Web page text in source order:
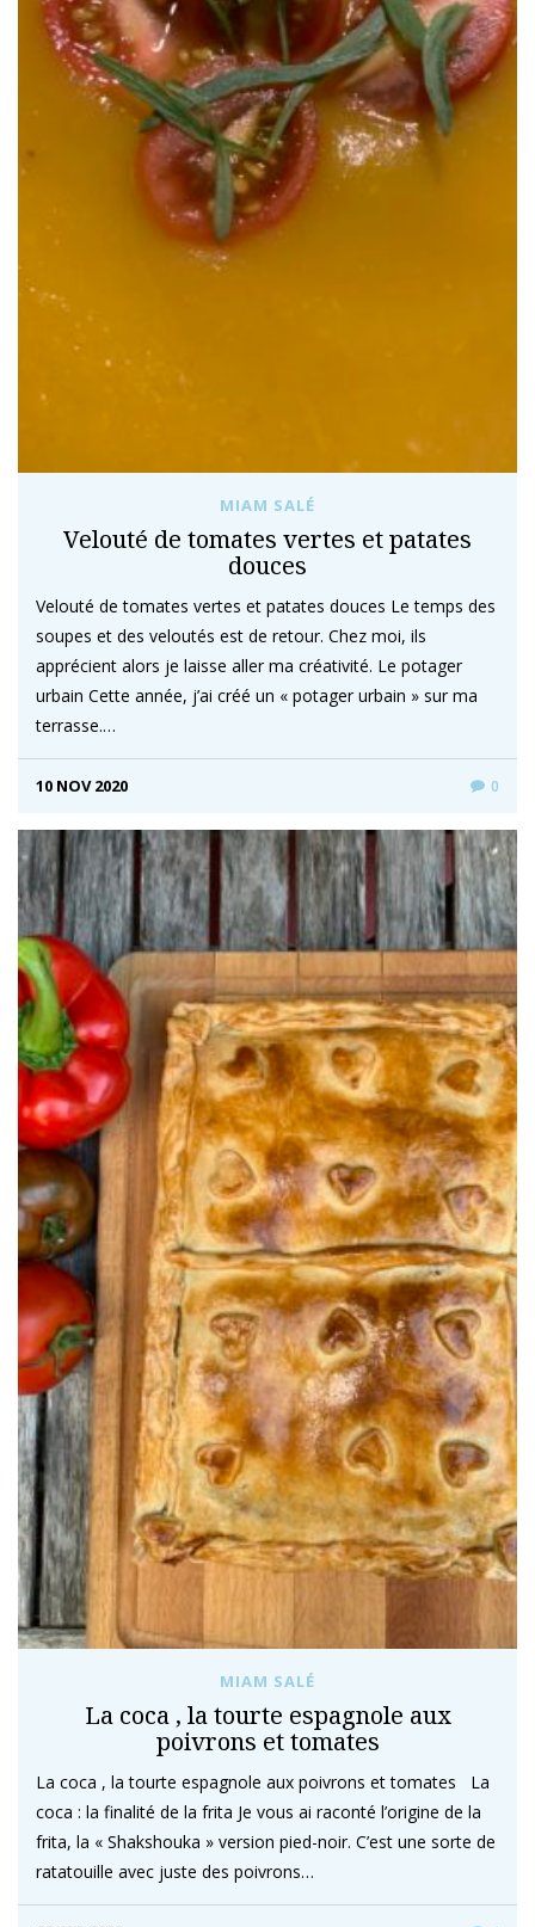
MIAM SALÉ
Velouté de tomates vertes et patates
douces
Velouté de tomates vertes et patates douces Le temps des
soupes et des veloutés est de retour. Chez moi, ils
apprécient alors je laisse aller ma créativité. Le potager
urbain Cette année, j’ai créé un « potager urbain » sur ma
terrasse.…
10 NOV 2020 0
MIAM SALÉ
La coca , la tourte espagnole aux
poivrons et tomates
La coca , la tourte espagnole aux poivrons et tomates La
coca : la finalité de la frita Je vous ai raconté l’origine de la
frita, la « Shakshouka » version pied-noir. C’est une sorte de
ratatouille avec juste des poivrons…